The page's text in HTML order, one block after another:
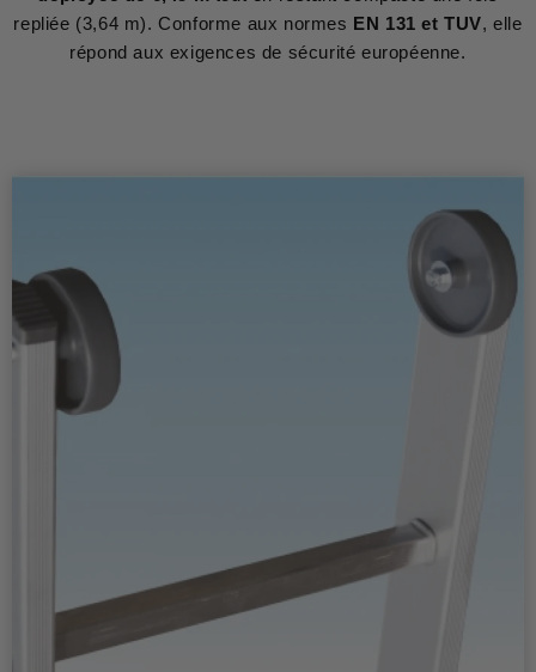
repliée (3,64 m). Conforme aux normes EN 131 et TUV, elle
répond aux exigences de sécurité européenne.